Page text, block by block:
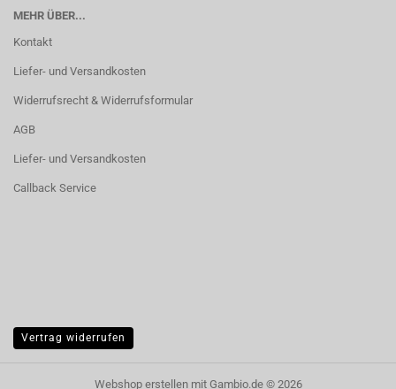
MEHR ÜBER...
Kontakt
Liefer- und Versandkosten
Widerrufsrecht & Widerrufsformular
AGB
Liefer- und Versandkosten
Callback Service
Vertrag widerrufen
Webshop erstellenmit Gambio.de © 2026